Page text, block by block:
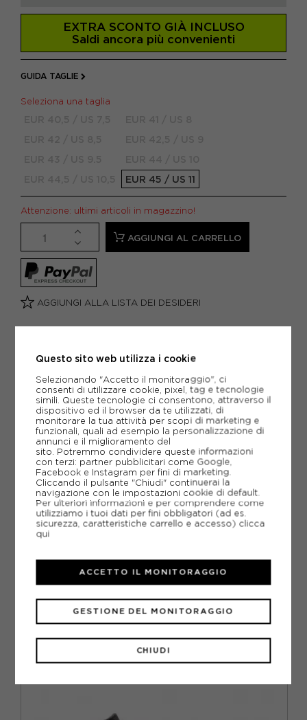
EXTRA SCONTO GIÀ INCLUSO
Saldi ancora più convenienti
GUIDA TAGLIE
Seleziona una taglia
EUR 45 / US 11
Attenzione: ultimi articoli in magazzino!
AGGIUNGI AL CARRELLO
AGGIUNGI ALLA LISTA DEI DESIDERI
POTREBBERO INTERESSARTI ANCHE
SCARPE CALCIO FIRM GROUND (FG)
METODI DI PAGAMENTO
PIÙ INFORMAZIONI
SCHEDA TECNICA
GUIDA ALLE TAGLIE
DOMANDE FREQUENTI
Come ordinare la taglia giusta?
CONSIGLIATI DA NOI
Questo sito web utilizza i cookie
Selezionando "Accetto il monitoraggio", ci
consenti di utilizzare cookie, pixel, tag e tecnologie
simili. Queste tecnologie ci consentono, attraverso il
dispositivo ed il browser da te utilizzati, di
monitorare la tua attività per scopi di marketing e
funzionali, quali ad esempio la personalizzazione di
annunci e il miglioramento del
sito. Potremmo condividere queste informazioni
con terzi: partner pubblicitari come Google,
Facebook e Instagram per fini di marketing.
Cliccando il pulsante "Chiudi" continuerai la
navigazione con le impostazioni cookie di default.
Per ulteriori informazioni e per comprendere come
utilizziamo i tuoi dati per fini obbligatori (ad es.
sicurezza, caratteristiche carrello e accesso) clicca
qui
CHIUDI
GESTIONE DEL MONITORAGGIO
ACCETTO IL MONITORAGGIO